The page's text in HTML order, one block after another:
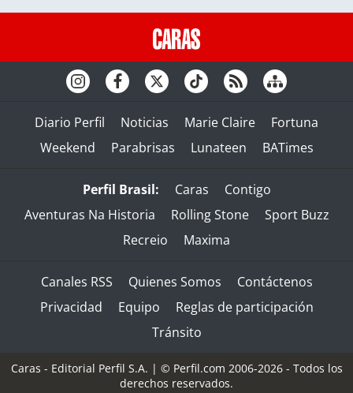
Diario Perfil Noticias Marie Claire
Fortuna
Weekend
Parabrisas Lunateen BATimes
Perfil Brasil: Caras
Contigo
Aventuras Na Historia
Rolling Stone
Sport Buzz
Recreio
Maxima
Canales RSS Quienes Somos
Contáctenos
Privacidad
Equipo
Reglas de participación
Tránsito
Caras - Editorial Perfil S.A. | © Perfil.com 2006-2026 - Todos los
derechos reservados.